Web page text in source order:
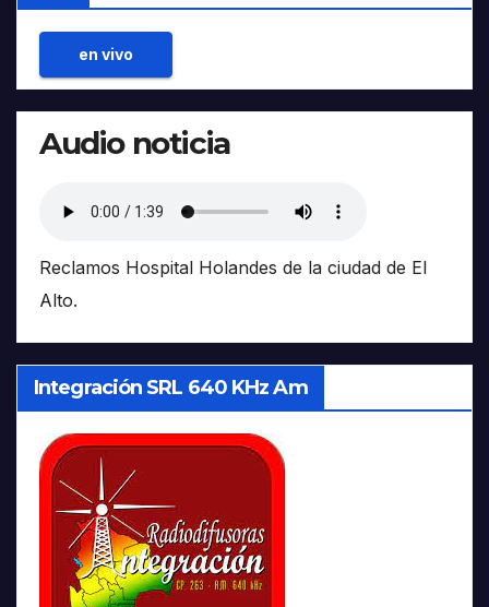
en vivo
Audio noticia
Reclamos Hospital Holandes de la ciudad de El
Alto.
Integración SRL 640 KHz Am